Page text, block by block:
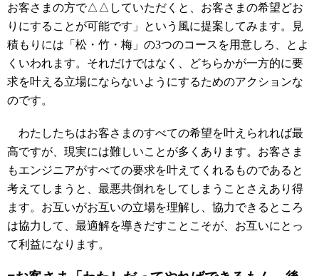
お客さまの方で△△していただくと、お客さまの希望どお
りにすることが可能です」という風に提案してみます。見
積もりには「松・竹・梅」の3つのコースを用意しろ、とよ
くいわれます。それだけではなく、どちらかが一方的に要
求を叶える立場にならないようにするためのアクションな
のです。
わたしたちはお客さまのすべての希望を叶えられれば最
高ですが、現実には難しいことが多くあります。お客さま
もエンジニアがすべての要求を叶えてくれるものであると
考えてしまうと、最悪共倒れをしてしまうことさえあり得
ます。お互いがお互いの立場を理解し、協力できるところ
は協力して、最適解を導きだすことこそが、お互いにとっ
て利益になります。